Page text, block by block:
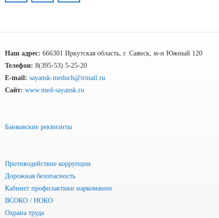
Наш адрес: 666301 Иркутская область, г. Саянск, м-н Южный 120
Телефон: 8(395-53) 5-25-20
E-mail: sayansk-meduch@irmail.ru
Сайт: www.med-sayansk.ru
Банковские реквизиты
Противодействие коррупции
Дорожная безопасность
Кабинет профилактики наркомании
ВСОКО / НОКО
Охрана труда